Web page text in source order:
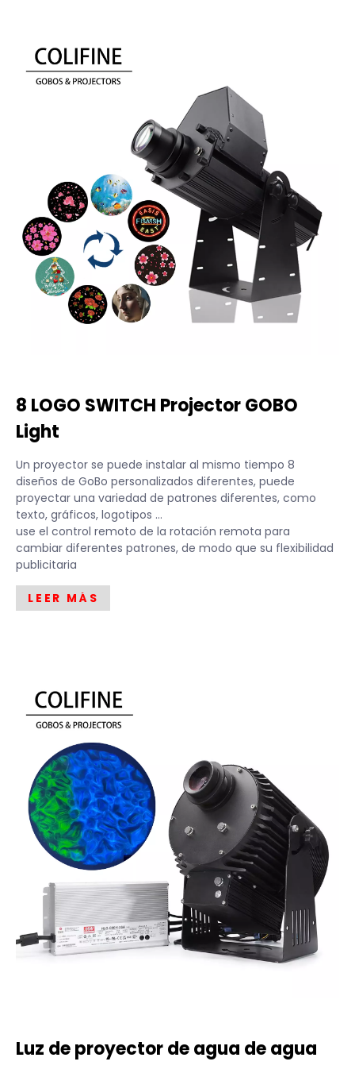
8 LOGO SWITCH Projector GOBO
Light
Un proyector se puede instalar al mismo tiempo 8
diseños de GoBo personalizados diferentes, puede
proyectar una variedad de patrones diferentes, como
texto, gráficos, logotipos ...
use el control remoto de la rotación remota para
cambiar diferentes patrones, de modo que su flexibilidad
publicitaria
LEER MÁS
Luz de proyector de agua de agua